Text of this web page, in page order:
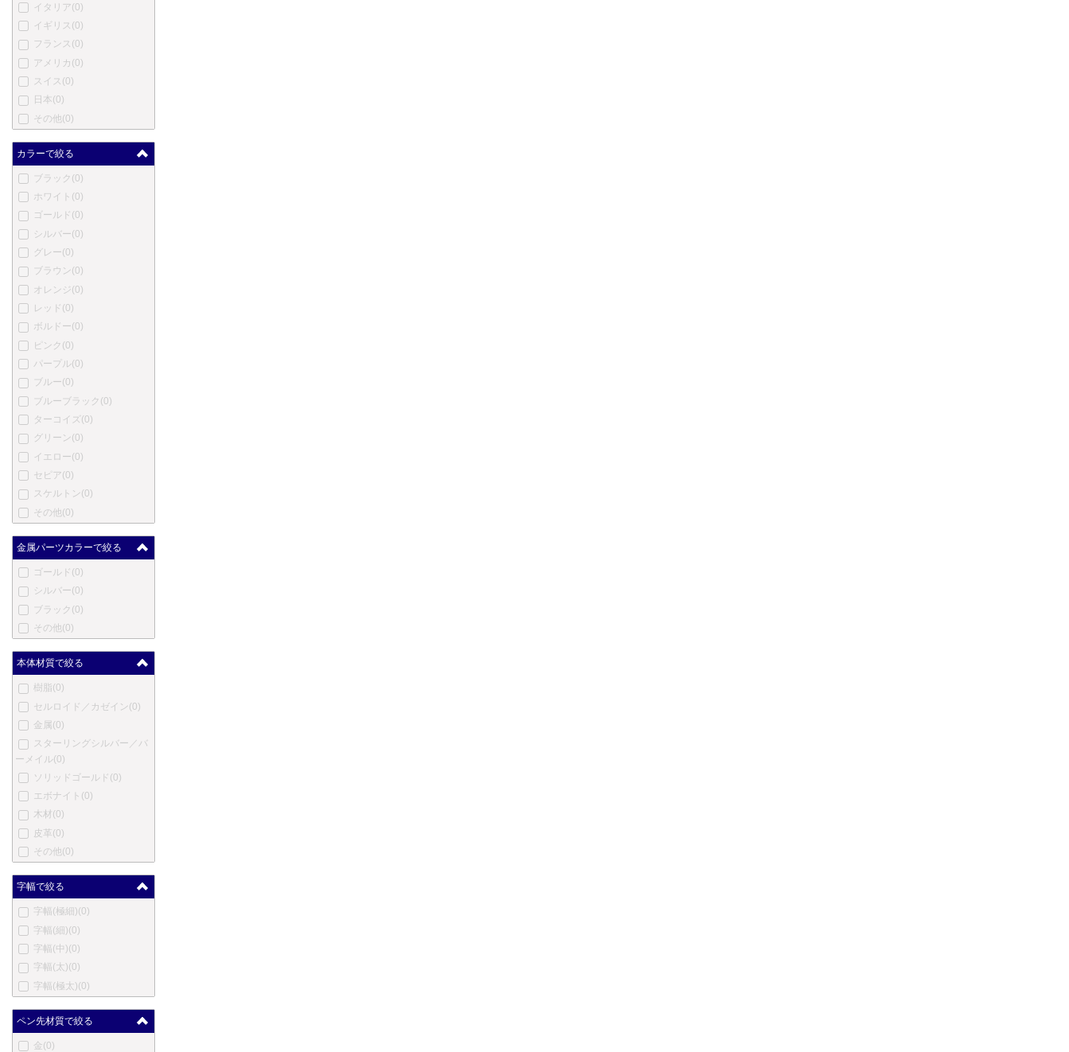
カルティエ (0)
コンウェイ・スチュワート
(0)
ダンヒル
エバーシャープ
セーラー(0)
パイロット
プラチナ (0)
カトウセイサクショ
丸善(0)
中屋万年筆(0)
酒井栄助(0)
川窪万年筆(0)
アクメ (0)
あかしや(0)
アキュラ(0)
オートポイント
バヤード(0)
ベクスレー
ブレイリオ (0)
バーバーリー(0)
ブルガリ (0)
カンポマルツィオ
カーター(0)
ショーメ (0)
クリスチャン・ディオール
クレオ スクリベント
笑暮屋(0)
エリーゼ(0)
エクスキャリバー(0)
フェンド
フェルム
(0)
フィッシャー
ゲーハ
(0)
リ(0)
ジバンシー
グッチ (0)
ホールマーク
ハリー・ウィンストン(0)
エルメス(0)
英雄(0)
ハーシー(0)
伊東屋(0)
ジャン・ピエール・レピー
ヨルグ・イゼック
カンガルー
イタリア(0)
イギリス (0)
フランス (0)
アメリカ (0)
スイス (0)
日本(0)
その他(0)
カラーで絞る
ブラック (0)
ホワイト (0)
ゴールド (0)
シルバー(0)
グレー(0)
ブラウン (0)
オレンジ(0)
レッド (0)
ボルドー(0)
ピンク (0)
パープル(0)
ブルー(0)
ブルーブラック (0)
ターコイズ(0)
グリーン (0)
イエロー(0)
セピア(0)
スケルトン (0)
その他(0)
金属パーツカラーで絞る
ゴールド (0)
シルバー(0)
ブラック (0)
その他(0)
本体材質で絞る
樹脂(0)
セルロイド／カゼイン (0)
金属(0)
スターリングシルバー／バ
ーメイル(0)
ソリッドゴールド (0)
エボナイト (0)
木材 (0)
皮革(0)
その他(0)
字幅で絞る
字幅(極細)(0)
字幅(細)(0)
字幅(中)(0)
字幅(太)(0)
字幅(極太)(0)
ペン先材質で絞る
金(0)